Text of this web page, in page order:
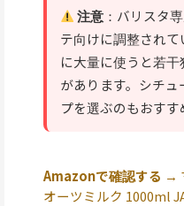
注意 ：バリスタ
テ向けに調整され
に大量に使うと若
があります。シチ
プを選ぶのもおすす
Amazonで確認する →
オーツミルク 1000ml